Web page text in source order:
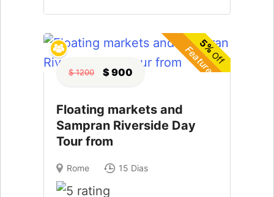
5%
Off
Featured
$ 1200 $ 900
Floating markets and
Sampran Riverside Day
Tour from
Rome 15 Dias